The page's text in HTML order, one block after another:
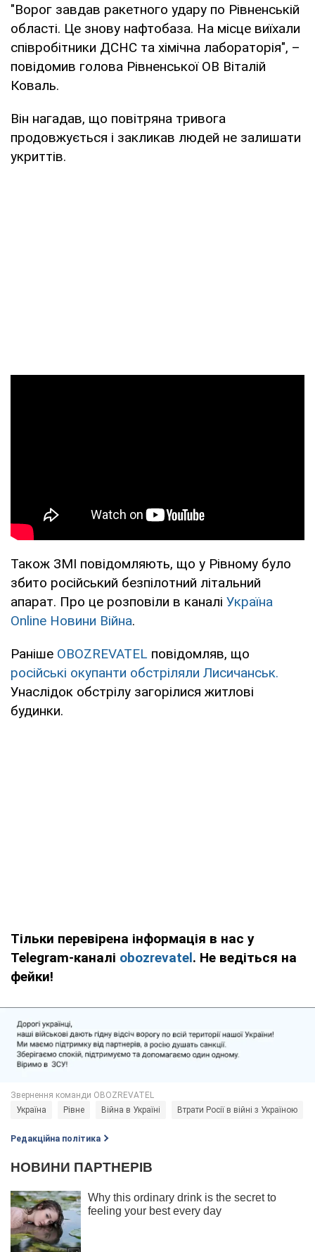
"Ворог завдав ракетного удару по Рівненській
області. Це знову нафтобаза. На місце виїхали
співробітники ДСНС та хімічна лабораторія", –
повідомив голова Рівненської ОВ Віталій
Коваль.
Він нагадав, що повітряна тривога
продовжується і закликав людей не залишати
укриттів.
Також ЗМІ повідомляють, що у Рівному було
збито російський безпілотний літальний
апарат. Про це розповіли в каналі Україна
Online Новини Війна.
Раніше OBOZREVATEL повідомляв, що
російські окупанти обстріляли Лисичанськ.
Унаслідок обстрілу загорілися житлові
будинки.
Тільки перевірена інформація в нас у
Telegram-каналі obozrevatel. Не ведіться на
фейки!
Україна Рівне Війна в Україні Втрати Росії в війні з Україною
Редакційна політика